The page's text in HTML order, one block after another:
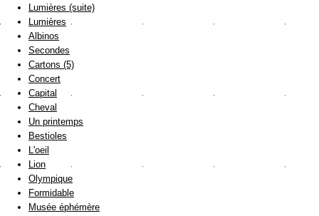
Lumières (suite)
Lumières
Albinos
Secondes
Cartons (5)
Concert
Capital
Cheval
Un printemps
Bestioles
L'oeil
Lion
Olympique
Formidable
Musée éphémère